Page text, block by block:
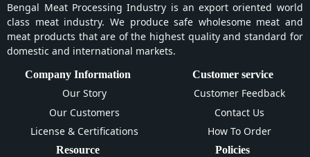
Bengal Meat Processing Industry is an export oriented world
class meat industry. We produce safe wholesome meat and
meat products that are of the highest quality and standard for
domestic and international markets.
Company Information
Our Story
Our Customers
License & Certifications
Customer service
Customer Feedback
Contact Us
How To Order
Resource Policies